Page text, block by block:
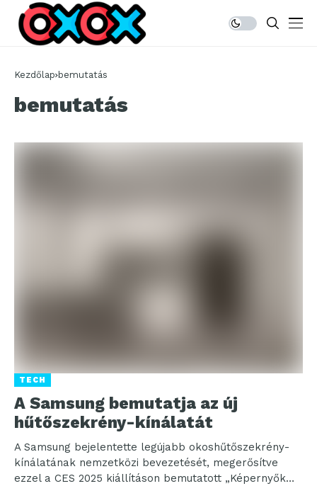
Kezdőlap bemutatás
bemutatás
TECH
A Samsung bemutatja az új
hűtőszekrény-kínálatát
A Samsung bejelentette legújabb okoshűtőszekrény-
kínálatának nemzetközi bevezetését, megerősítve
ezzel a CES 2025 kiállításon bemutatott „Képernyők